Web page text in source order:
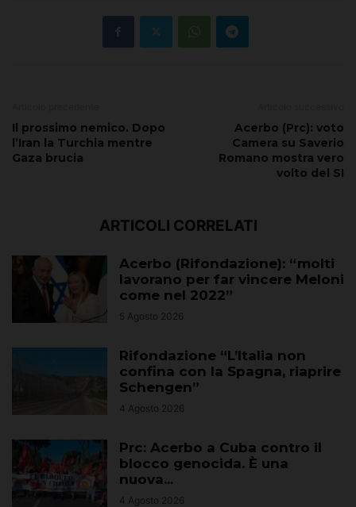
Il prossimo nemico. Dopo
l’Iran la Turchia mentre
Gaza brucia
Acerbo (Prc): voto
Camera su Saverio
Romano mostra vero
volto del SI
ARTICOLI CORRELATI
Acerbo (Rifondazione): “molti
lavorano per far vincere Meloni
come nel 2022”
5 Agosto 2026
Rifondazione “L’Italia non
confina con la Spagna, riaprire
Schengen”
4 Agosto 2026
Prc: Acerbo a Cuba contro il
blocco genocida. È una
nuova...
4 Agosto 2026